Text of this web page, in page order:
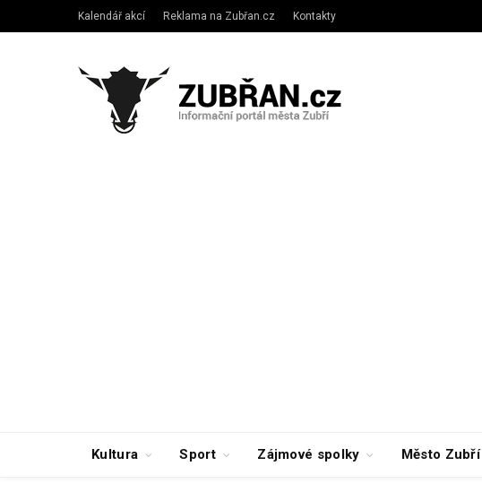
Kalendář akcí Reklama na Zubřan.cz Kontakty
Kultura Sport Zájmové spolky Město Zubří